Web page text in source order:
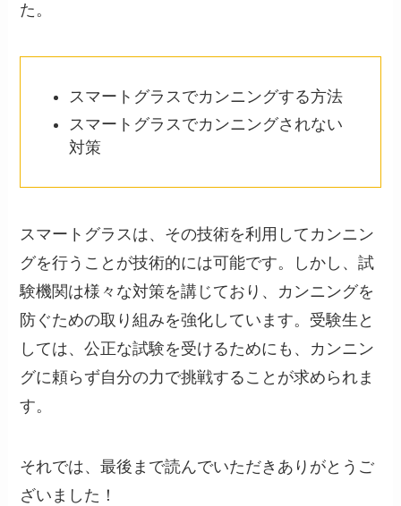
た。
スマートグラスでカンニングする方法
スマートグラスでカンニングされない
対策
スマートグラスは、その技術を利用してカンニン
グを行うことが技術的には可能です。しかし、試
験機関は様々な対策を講じており、カンニングを
防ぐための取り組みを強化しています。受験生と
しては、公正な試験を受けるためにも、カンニン
グに頼らず自分の力で挑戦することが求められま
す。
それでは、最後まで読んでいただきありがとうご
ざいました！